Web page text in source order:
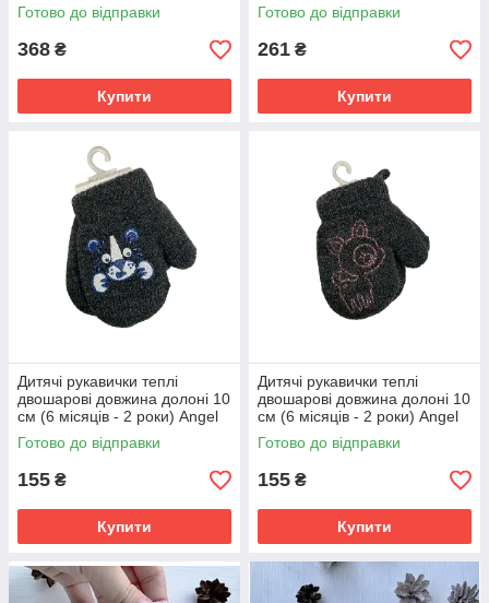
Готово до відправки
368 ₴
Купити
Готово до відправки
261 ₴
Купити
Дитячі рукавички теплі
двошарові довжина долоні 10
см (6 місяців - 2 роки) Angel
сірий
Готово до відправки
155 ₴
Купити
Дитячі рукавички теплі
двошарові довжина долоні 10
см (6 місяців - 2 роки) Angel
сірий
Готово до відправки
155 ₴
Купити